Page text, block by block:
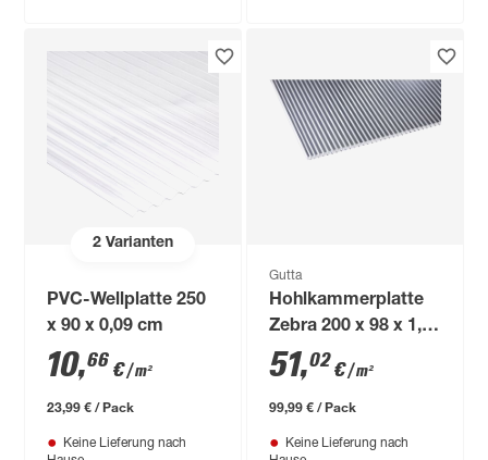
2Varianten
PVC-Wellplatte 250
x 90 x 0,09 cm
10,66 €/ m²
23,99 € / Pack
Keine Lieferung nach
Gutta
Hohlkammerplatte
Zebra 200 x 98 x 1,6
cm anthrazit
51,02€/ m²
99,99 € / Pack
Keine Lieferung nach